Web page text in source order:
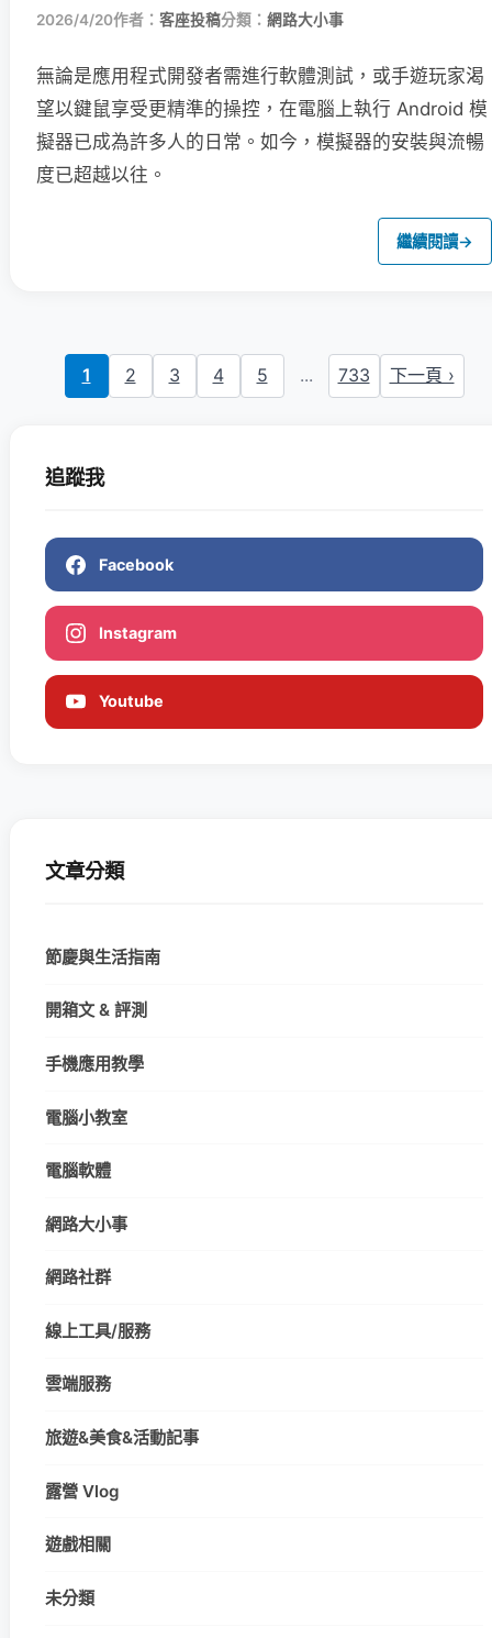
2026/4/20作者： 客座投稿分類： 網路大小事
無論是應用程式開發者需進行軟體測試，或手遊玩家渴
望以鍵鼠享受更精準的操控，在電腦上執行 Android 模
擬器已成為許多人的日常。如今，模擬器的安裝與流暢
度已超越以往。
繼續閱讀→
1 2 3 4 5 ... 733 下一頁 ›
追蹤我
Facebook
Instagram
Youtube
文章分類
節慶與生活指南
開箱文 & 評測
手機應用教學
電腦小教室
電腦軟體
網路大小事
網路社群
線上工具/服務
雲端服務
旅遊&美食&活動記事
露營 Vlog
遊戲相關
未分類